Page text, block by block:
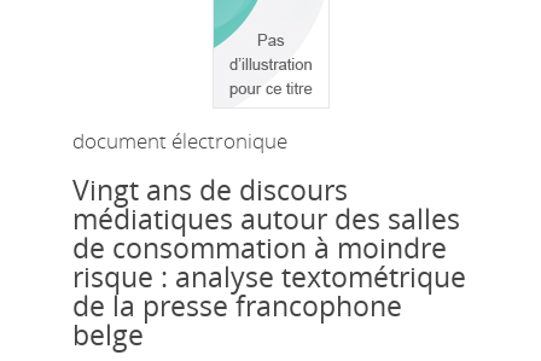
document électronique
Vingt ans de discours
médiatiques autour des salles
de consommation à moindre
risque : analyse textométrique
de la presse francophone
belge